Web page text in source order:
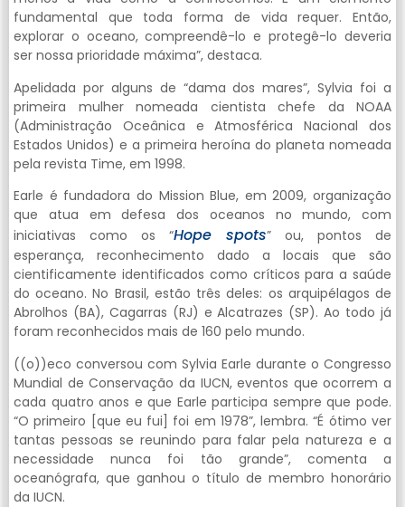
fundamental que toda forma de vida requer. Então,
explorar o oceano, compreendê-lo e protegê-lo deveria
ser nossa prioridade máxima”, destaca.
Apelidada por alguns de “dama dos mares”, Sylvia foi a
primeira mulher nomeada cientista chefe da NOAA
(Administração Oceânica e Atmosférica Nacional dos
Estados Unidos) e a primeira heroína do planeta nomeada
pela revista Time, em 1998.
Earle é fundadora do Mission Blue, em 2009, organização
que atua em defesa dos oceanos no mundo, com
iniciativas como os “Hope spots” ou, pontos de
esperança, reconhecimento dado a locais que são
cientificamente identificados como críticos para a saúde
do oceano. No Brasil, estão três deles: os arquipélagos de
Abrolhos (BA), Cagarras (RJ) e Alcatrazes (SP). Ao todo já
foram reconhecidos mais de 160 pelo mundo.
((o))eco conversou com Sylvia Earle durante o Congresso
Mundial de Conservação da IUCN, eventos que ocorrem a
cada quatro anos e que Earle participa sempre que pode.
“O primeiro [que eu fui] foi em 1978”, lembra. “É ótimo ver
tantas pessoas se reunindo para falar pela natureza e a
necessidade nunca foi tão grande”, comenta a
oceanógrafa, que ganhou o título de membro honorário
da IUCN.